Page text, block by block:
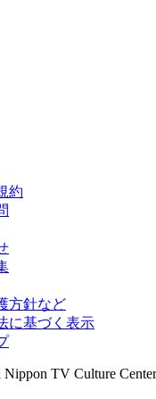
約
方針など
に基づく表示
TV Culture